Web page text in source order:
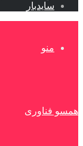
سایدبار
منو
همسو فناوری